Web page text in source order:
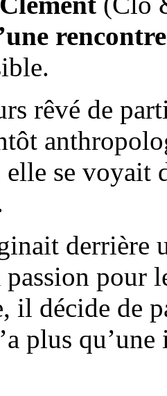
rencontre
rêvé de
se voyait
derrière
passion pour
il décide de
plus